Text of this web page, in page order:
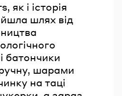
як і історія
шлях від
батончики
шарами
на таці